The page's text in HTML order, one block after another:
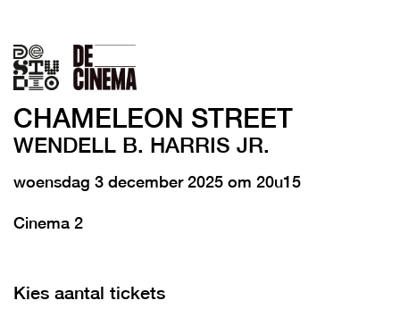
CHAMELEON STREET
WENDELL B. HARRIS JR.
woensdag 3 december 2025 om 20u15
Cinema 2
Kies aantal tickets